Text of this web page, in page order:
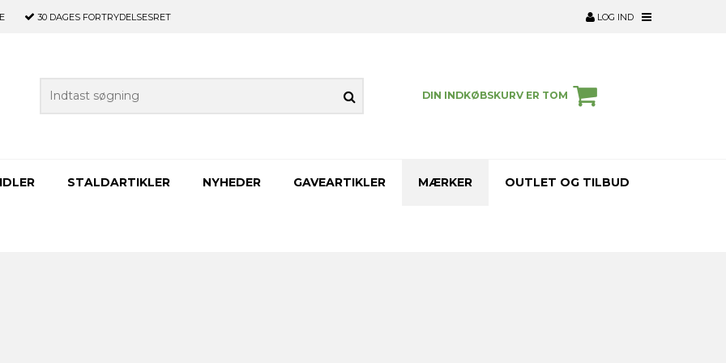
30 DAGES FORTRYDELSESRET LOG IND
DIN INDKØBSKURV ER TOM
STALDARTIKLER NYHEDER GAVEARTIKLER MÆRKER OUTLET OG TILBUD